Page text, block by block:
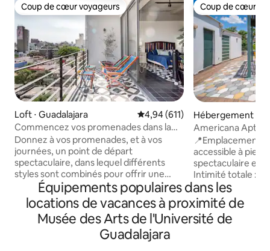
Coup de cœur voyageurs
Coup de cœur voyageurs
Loft ⋅ Guadalajara Évaluation moyenne sur la
4,94 (611)
Commencez vos promenades dans la
ville à partir de cet appartement studio
éclectique
Donnez à vos promenades, et à vos
journées, un point de départ
spectaculaire, dans lequel différents
styles sont combinés pour offrir une
expérience unique. Des meubles
rustiques, pleins de couleurs, donnent
vie à cet appartement moderne. Son
balcon est un bijou. L'appartement de
type studio est un espace ouvert où
toutes les activités sont
Coup de cœur
Coup de cœur
Hébergement ⋅
Americana Apt :
Bureau à domicile
📍Emplacement
accessible à pied 🌿Toit privé : terrasse
spectaculaire et
Intimité totale :
d'équipements
Prêt pour le
débit avec un
adaptée pour
Équipements populaires dans les
locations de vacances à proximité de
Musée des Arts de l'Université de
Guadalajara